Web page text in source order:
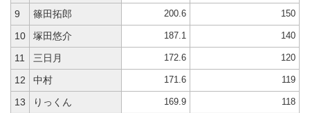
9 篠田拓郎 200.6 150
10 塚田悠介 187.1 140
11 三日月 172.6 120
12 中村 171.6 119
13 りっくん 169.9 118